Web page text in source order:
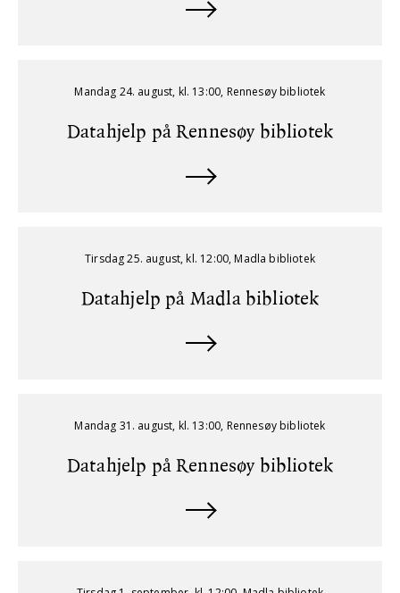
Mandag 24. august, kl. 13:00, Rennesøy bibliotek
Datahjelp på Rennesøy bibliotek
Tirsdag 25. august, kl. 12:00, Madla bibliotek
Datahjelp på Madla bibliotek
Mandag 31. august, kl. 13:00, Rennesøy bibliotek
Datahjelp på Rennesøy bibliotek